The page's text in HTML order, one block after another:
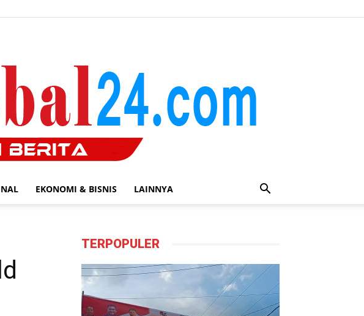
EKONOMI & BISNIS LAINNYA
TERPOPULER